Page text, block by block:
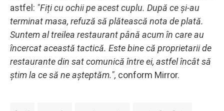
astfel: "Fiți cu ochii pe acest cuplu. După ce și-au
terminat masa, refuză să plătească nota de plată.
Suntem al treilea restaurant până acum în care au
încercat această tactică. Este bine că proprietarii de
restaurante din sat comunică între ei, astfel încât să
știm la ce să ne așteptăm.", conform Mirror.